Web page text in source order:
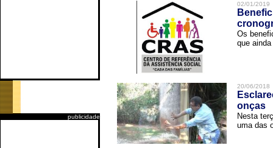
publicidade
02/01/2019
Os
que
20/06/2018
onças
Nesta
uma das